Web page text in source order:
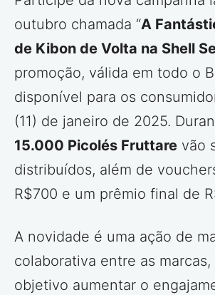
outubro chamada “A
de Kibon de Volta na Shell
promoção, válida em todo o
disponível para os
(11) de janeiro de 2025.
15.000 Picolés Fruttare vão
distribuídos, além de
R$700 e um prêmio final de
A novidade é uma ação de
colaborativa entre as
objetivo aumentar o